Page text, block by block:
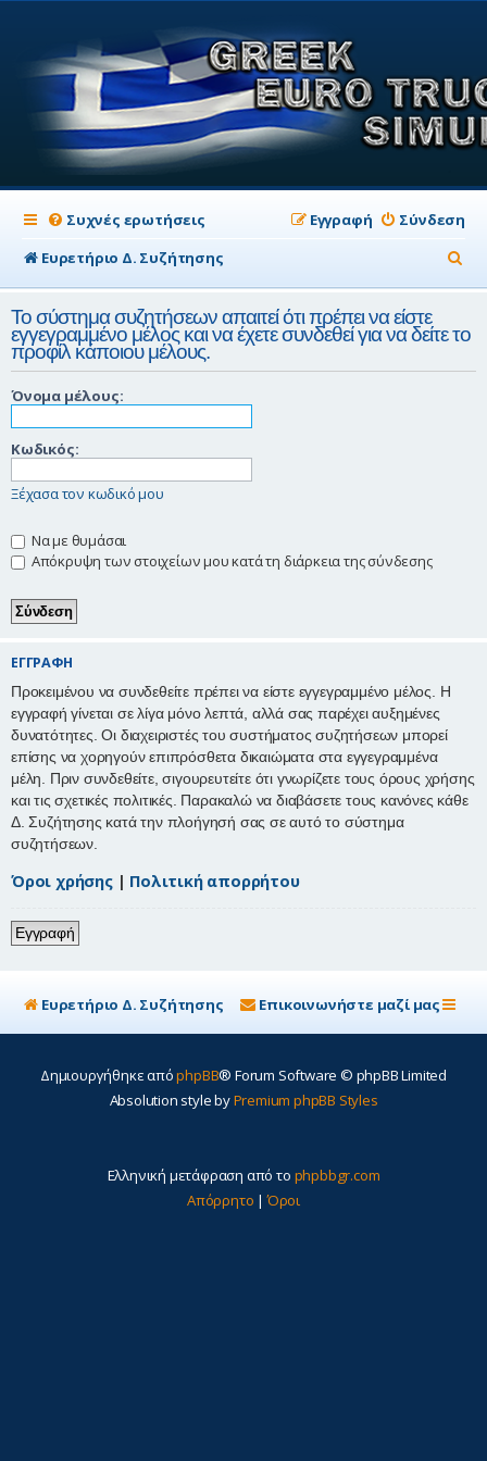
Συχνές ερωτήσεις Σύνδεση
Εγγραφή
Ευρετήριο Δ. Συζήτησης
ν
Το σύστημα συζητήσεων απαιτεί ότι πρέπει να είστε
εγγεγραμμένο μέλος και να έχετε συνδεθεί για να δείτε το
προφίλ κάποιου μέλους.
Όνομα μέλους:
Κωδικός:
Ξέχασα τον κωδικό μου
Να με θυμάσαι
Απόκρυψη των στοιχείων μου κατά τη διάρκεια της σύνδεσης
ΕΓΓΡΑΦΉ
Προκειμένου να συνδεθείτε πρέπει να είστε εγγεγραμμένο μέλος. Η
εγγραφή γίνεται σε λίγα μόνο λεπτά, αλλά σας παρέχει αυξημένες
δυνατότητες. Οι διαχειριστές του συστήματος συζητήσεων μπορεί
επίσης να χορηγούν επιπρόσθετα δικαιώματα στα εγγεγραμμένα
μέλη. Πριν συνδεθείτε, σιγουρευτείτε ότι γνωρίζετε τους όρους χρήσης
και τις σχετικές πολιτικές. Παρακαλώ να διαβάσετε τους κανόνες κάθε
Δ. Συζήτησης κατά την πλοήγησή σας σε αυτό το σύστημα
συζητήσεων.
Όροι χρήσης| Πολιτική απορρήτου
Εγγραφή
Ευρετήριο Δ. Συζήτησης Επικοινωνήστε μαζί μας
Δημιουργήθηκε απόphpBB® Forum Software © phpBB Limited
Absolution style byPremium phpBB Styles
Ελληνική μετάφραση από το phpbbgr.com
Απόρρητο |Όροι